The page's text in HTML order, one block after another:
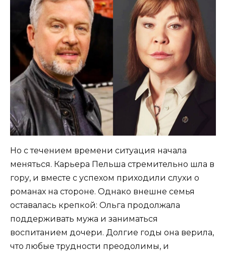
Но с течением времени ситуация начала
меняться. Карьера Пельша стремительно шла в
гору, и вместе с успехом приходили слухи о
романах на стороне. Однако внешне семья
оставалась крепкой: Ольга продолжала
поддерживать мужа и заниматься
воспитанием дочери. Долгие годы она верила,
что любые трудности преодолимы, и